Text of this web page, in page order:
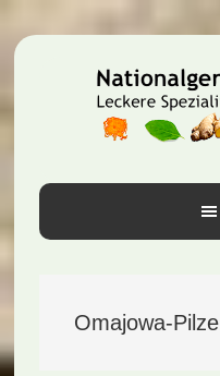
Hauptnavigation
Inhalt
Seitenspalte
Omajowa-Pilze